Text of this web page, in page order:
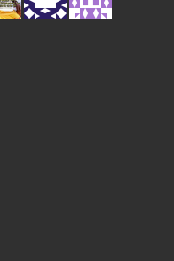
e-mail et mon
pour mon